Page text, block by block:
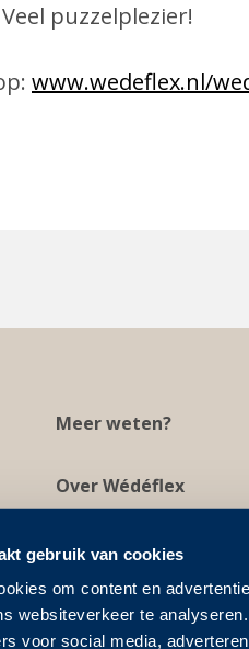
gebruik van cookies
om content en
websiteverkeer te
voor social media,
puzzelplezier!
www.wedeflex.nl/
Meer weten?
Over Wédéflex
Privacy verklaring
Algemene
Cookiestatement